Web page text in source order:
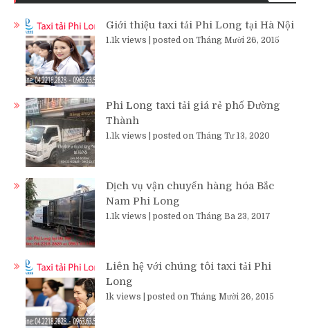
Giới thiệu taxi tải Phi Long tại Hà Nội
1.1k views posted on Tháng Mười 26, 2015
Phi Long taxi tải giá rẻ phố Đường
Thành
1.1k views posted on Tháng Tư 13, 2020
Dịch vụ vận chuyển hàng hóa Bắc
Nam Phi Long
1.1k views posted on Tháng Ba 23, 2017
Liên hệ với chúng tôi taxi tải Phi
Long
1k views posted on Tháng Mười 26, 2015